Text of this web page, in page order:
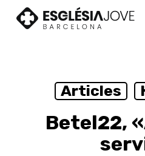
Articles
Betel22,